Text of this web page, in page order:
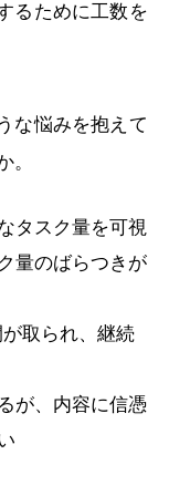
るために工数を
な悩みを抱えて
。
タスク量を可視
量のばらつきが
取られ、継続
が、内容に信憑